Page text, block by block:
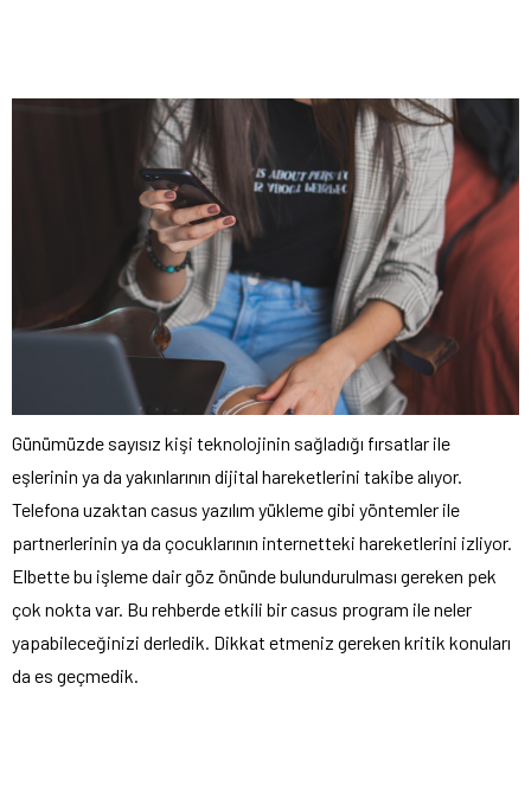
Günümüzde sayısız kişi teknolojinin sağladığı fırsatlar ile
eşlerinin ya da yakınlarının dijital hareketlerini takibe alıyor.
Telefona uzaktan casus yazılım yükleme gibi yöntemler ile
partnerlerinin ya da çocuklarının internetteki hareketlerini izliyor.
Elbette bu işleme dair göz önünde bulundurulması gereken pek
çok nokta var. Bu rehberde etkili bir casus program ile neler
yapabileceğinizi derledik. Dikkat etmeniz gereken kritik konuları
da es geçmedik.